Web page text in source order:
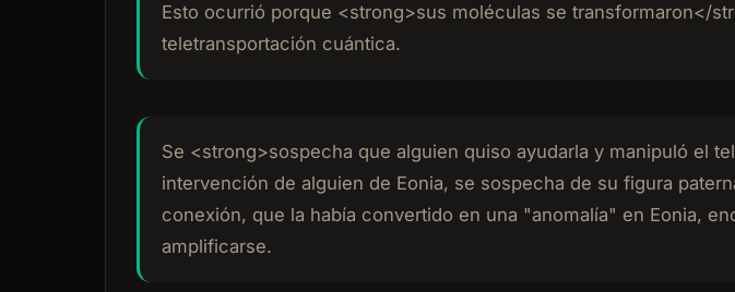
Esto ocurrió porque <strong>sus moléculas se transformaron</
teletransportación cuántica.
Se <strong>sospecha que alguien quiso ayudarla y manipuló el
intervención de alguien de Eonia, se sospecha de su figura
conexión, que la había convertido en una "anomalía" en Eonia,
amplificarse.